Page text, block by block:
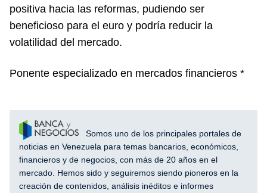
positiva hacia las reformas, pudiendo ser
beneficioso para el euro y podría reducir la
volatilidad del mercado.
Ponente especializado en mercados financieros *
Somos uno de los principales portales de
noticias en Venezuela para temas bancarios, económicos,
financieros y de negocios, con más de 20 años en el
mercado. Hemos sido y seguiremos siendo pioneros en la
creación de contenidos, análisis inéditos e informes